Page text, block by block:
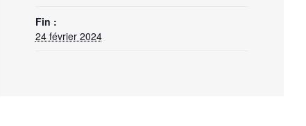
Fin :
24 février 2024